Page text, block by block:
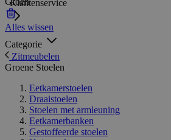
Klantenservice
Alles wissen
Categorie
Zitmeubelen
Groene Stoelen
Eetkamerstoelen
Draaistoelen
Stoelen met armleuning
Eetkamerbanken
Gestoffeerde stoelen